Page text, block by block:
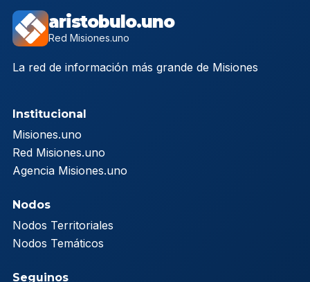
aristobulo.uno
Red Misiones.uno
La red de información más grande de Misiones
Institucional
Misiones.uno
Red Misiones.uno
Agencia Misiones.uno
Nodos
Nodos Territoriales
Nodos Temáticos
Seguinos